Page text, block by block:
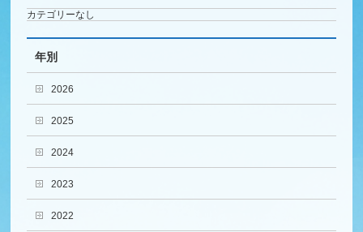
カテゴリーなし
年別
2026
2025
2024
2023
2022